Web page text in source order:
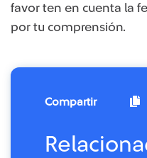
favor ten en cuenta la
por tu comprensión.
Compartir